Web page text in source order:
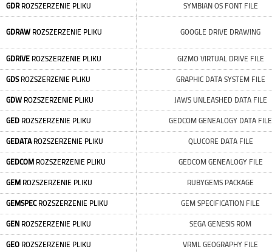
GDRROZSZERZENIE PLIKU SYMBIAN OS FONT FILE
GDRAW ROZSZERZENIE PLIKU GOOGLE DRIVE DRAWING
GDRIVE ROZSZERZENIE PLIKU GIZMO VIRTUAL DRIVE FILE
GDSROZSZERZENIE PLIKU GRAPHIC DATA SYSTEM FILE
GDW ROZSZERZENIE PLIKU JAWS UNLEASHED DATA FILE
GED ROZSZERZENIE PLIKU GEDCOM GENEALOGY DATA FILE
GEDATAROZSZERZENIE PLIKU QLUCORE DATA FILE
GEDCOM ROZSZERZENIE PLIKU GEDCOM GENEALOGY FILE
GEM ROZSZERZENIE PLIKU RUBYGEMS PACKAGE
GEMSPECROZSZERZENIE PLIKU GEM SPECIFICATION FILE
GEN ROZSZERZENIE PLIKU SEGA GENESIS ROM
GEO ROZSZERZENIE PLIKU VRML GEOGRAPHY FILE